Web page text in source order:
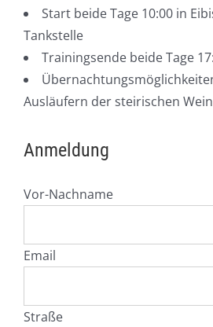
Start beide Tage 10:00 in
Tankstelle
Trainingsende beide Tage
Ausläufern der steirischen
Anmeldung
Vor-Nachname
Email
Straße